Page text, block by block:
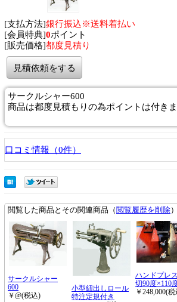
[支払方法]銀行振込※送料着払い
[会員特典]0ポイント
[販売価格]都度見積り
見積依頼をする
サークルシャー600
商品は都度見積もりの為ポイントは付き
口コミ情報（0件）